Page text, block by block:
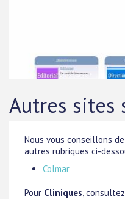
Autres sites
Nous vous conseillons
autres rubriques ci-
Colmar
Pour Cliniques,